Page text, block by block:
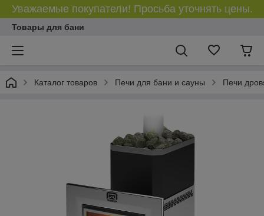
Уважаемые покупатели! Просьба уточнять цены.
Товары для бани
Каталог товаров Печи для бани и сауны Печи